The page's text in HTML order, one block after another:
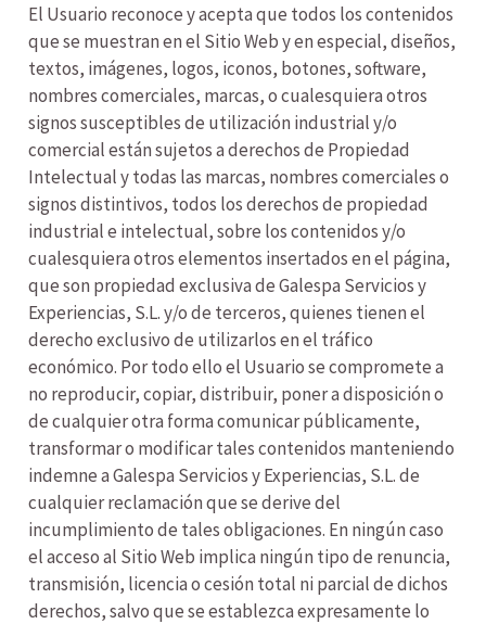
El Usuario reconoce y acepta que todos los contenidos
que se muestran en el Sitio Web y en especial, diseños,
textos, imágenes, logos, iconos, botones, software,
nombres comerciales, marcas, o cualesquiera otros
signos susceptibles de utilización industrial y/o
comercial están sujetos a derechos de Propiedad
Intelectual y todas las marcas, nombres comerciales o
signos distintivos, todos los derechos de propiedad
industrial e intelectual, sobre los contenidos y/o
cualesquiera otros elementos insertados en el página,
que son propiedad exclusiva de Galespa Servicios y
Experiencias, S.L. y/o de terceros, quienes tienen el
derecho exclusivo de utilizarlos en el tráfico
económico. Por todo ello el Usuario se compromete a
no reproducir, copiar, distribuir, poner a disposición o
de cualquier otra forma comunicar públicamente,
transformar o modificar tales contenidos manteniendo
indemne a Galespa Servicios y Experiencias, S.L. de
cualquier reclamación que se derive del
incumplimiento de tales obligaciones. En ningún caso
el acceso al Sitio Web implica ningún tipo de renuncia,
transmisión, licencia o cesión total ni parcial de dichos
derechos, salvo que se establezca expresamente lo